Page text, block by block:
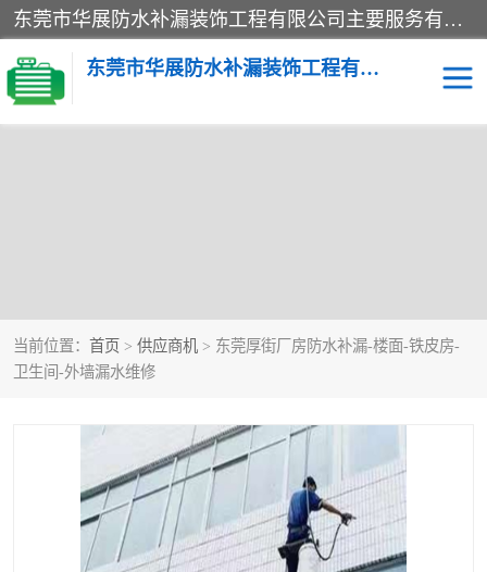
东莞市华展防水补漏装饰工程有限公司主要服务有：东莞防水补漏，东莞厂房防水补漏，东莞房屋渗漏水维修，楼面漏水维修，裂缝补漏，伸缩缝补漏，卫生间防水改造，厕所漏水补漏，外墙窗台补漏，电梯井堵漏，地下车库防水引水工程等
东莞市华展防水补漏装饰工程有限公司
当前位置： 首页 > 供应商机 > 东莞厚街厂房防水补漏-楼面-铁皮房-
卫生间-外墙漏水维修